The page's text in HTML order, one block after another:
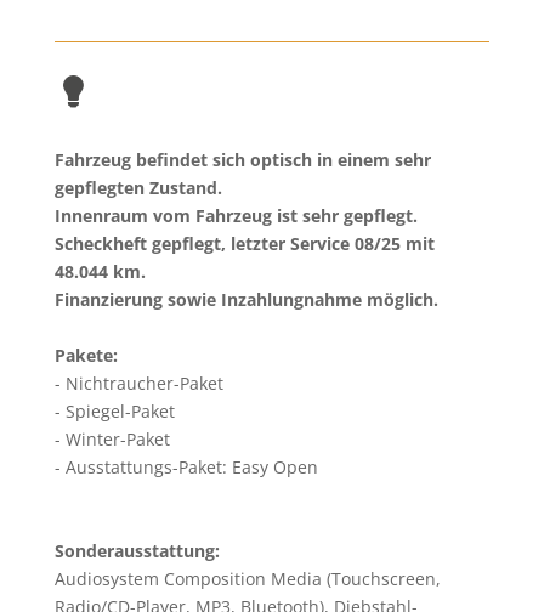
Fahrzeug befindet sich optisch in einem sehr
gepflegten Zustand.
Innenraum vom Fahrzeug ist sehr gepflegt.
Scheckheft gepflegt, letzter Service 08/25 mit
48.044 km.
Finanzierung sowie Inzahlungnahme möglich.
Pakete:
Nichtraucher-Paket
Spiegel-Paket
Winter-Paket
Ausstattungs-Paket: Easy Open
Sonderausstattung:
Audiosystem Composition Media (Touchscreen,
Radio/CD-Player, MP3, Bluetooth), Diebstahl-